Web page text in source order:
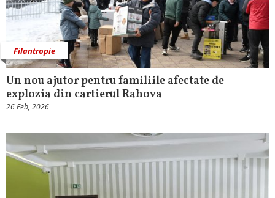
Filantropie
Un nou ajutor pentru familiile afectate de
explozia din cartierul Rahova
26 Feb, 2026